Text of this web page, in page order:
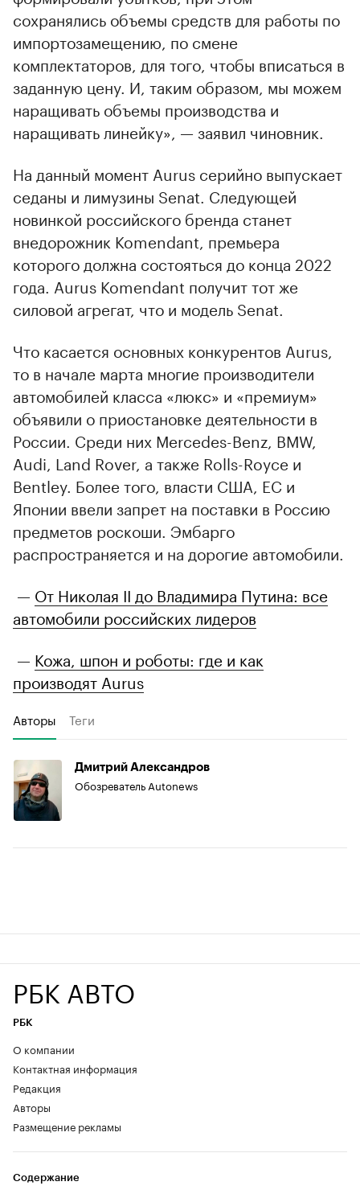
сохранялись объемы средств для работы по
импортозамещению, по смене
комплектаторов, для того, чтобы вписаться в
заданную цену. И, таким образом, мы можем
наращивать объемы производства и
наращивать линейку», — заявил чиновник.
На данный момент Aurus серийно выпускает
седаны и лимузины Senat. Следующей
новинкой российского бренда станет
внедорожник Komendant, премьера
которого должна состояться до конца 2022
года. Aurus Komendant получит тот же
силовой агрегат, что и модель Senat.
Что касается основных конкурентов Aurus,
то в начале марта многие производители
автомобилей класса «люкс» и «премиум»
объявили о приостановке деятельности в
России. Среди них Mercedes-Benz, BMW,
Audi, Land Rover, а также Rolls-Royce и
Bentley. Более того, власти США, ЕС и
Японии ввели запрет на поставки в Россию
предметов роскоши. Эмбарго
распространяется и на дорогие автомобили.
— От Николая II до Владимира Путина: все
автомобили российских лидеров
— Кожа, шпон и роботы: где и как
производят Aurus
Авторы Теги
Дмитрий Александров
Обозреватель Autonews
РБК АВТО
РБК
О компании
Контактная информация
Редакция
Авторы
Размещение рекламы
Содержание